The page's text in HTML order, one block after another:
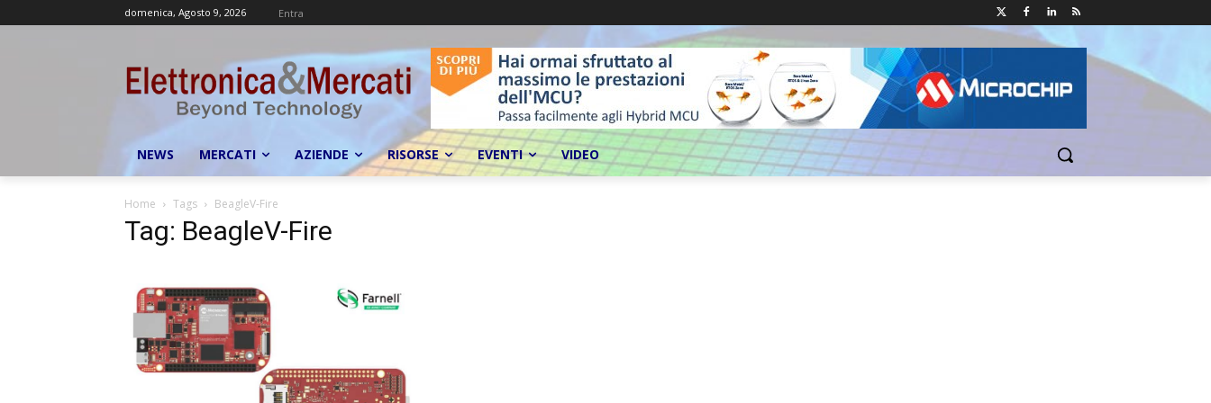
domenica, Agosto 9, 2026 Entra
NEWS MERCATI AZIENDE RISORSE EVENTI VIDEO
Home Tags BeagleV-Fire
Tag: BeagleV-Fire